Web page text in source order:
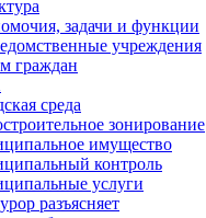
задачи и функции
учреждения
граждан
среда
зонирование
имущество
контроль
услуги
разъясняет